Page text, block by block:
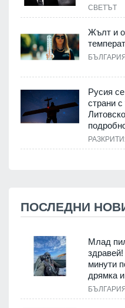
СВЕТЪТ
Жълт и
БЪЛГАРИЯ
Русия
страни с
ПОСЛЕДНИ
Млад
минути
дрямка
БЪЛГАРИЯ